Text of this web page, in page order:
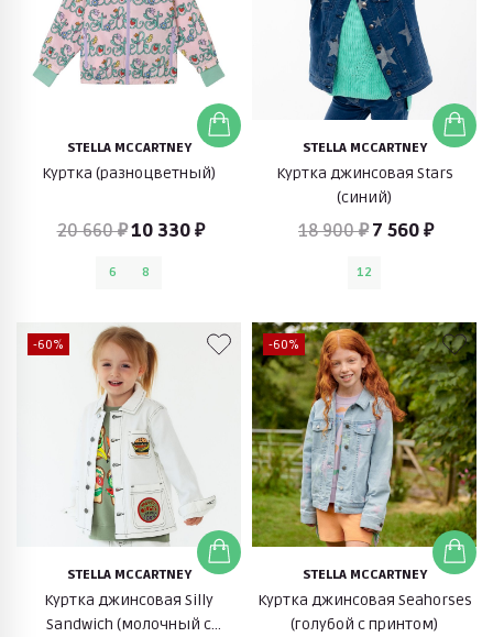
STELLA MCCARTNEY
Куртка (разноцветный)
20 660 ₽10 330 ₽
6 8
STELLA MCCARTNEY
Куртка джинсовая Stars
(синий)
18 900 ₽ 7 560 ₽
12
-60%
STELLA MCCARTNEY
Куртка джинсовая Silly
Sandwich (молочный с
-60%
STELLA MCCARTNEY
Куртка джинсовая Seahorses
(голубой с принтом)